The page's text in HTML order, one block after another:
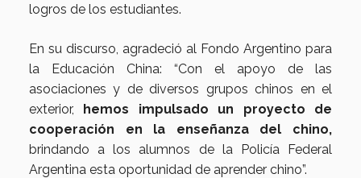
logros de los estudiantes.
En su discurso, agradeció al Fondo Argentino para
la Educación China: “Con el apoyo de las
asociaciones y de diversos grupos chinos en el
exterior, hemos impulsado un proyecto de
cooperación en la enseñanza del chino,
brindando a los alumnos de la Policía Federal
Argentina esta oportunidad de aprender chino”.